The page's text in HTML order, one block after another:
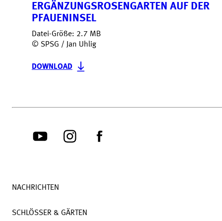
ERGÄNZUNGSROSENGARTEN AUF DER
PFAUENINSEL
Datei-Größe: 2.7 MB
© SPSG / Jan Uhlig
DOWNLOAD
NACHRICHTEN
SCHLÖSSER & GÄRTEN